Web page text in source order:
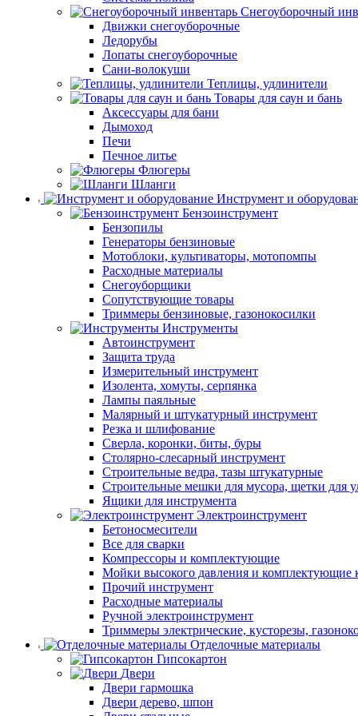
Снегоуборочный
Движки снегоуборочные
Ледорубы
Лопаты снегоуборочные
Сани-волокуши
Теплицы, удлинители
Товары для саун и бань
Аксессуары для бани
Дымоход
Печи
Печное литье
Флюгеры
Шланги
Инструмент и
Бензоинструмент
Бензопилы
Генераторы бензиновые
Мотоблоки, культиваторы, мотопомпы
Расходные материалы
Снегоуборщики
Сопутствующие товары
Триммеры бензиновые, газонокосилки
Инструменты
Автоинструмент
Защита труда
Измерительный инструмент
Изолента, хомуты, серпянка
Лампы паяльные
Малярный и штукатурный инструмент
Резка и шлифование
Сверла, коронки, биты, буры
Столярно-слесарный инструмент
Строительные ведра, тазы штукатурные
Строительные мешки для мусора, щетки для
Ящики для инструмента
Электроинструмент
Бетоносмесители
Все для сварки
Компрессоры и комплектующие
Мойки высокого давления и комплектующие
Прочий инструмент
Расходные материалы
Ручной электроинструмент
Триммеры электрические, кусторезы,
Отделочные материалы
Гипсокартон
Двери
Двери гармошка
Двери дерево, шпон